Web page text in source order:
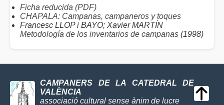
Ficha reducida (PDF)
CHAPALA: Campanas, campaneros y toques
Francesc LLOP i BAYO; Xavier MARTÍN
Metodología de los inventarios de campanas (1998)
CAMPANERS DE LA CATEDRAL DE
VALÈNCIA
associació cultural sense ànim de lucre